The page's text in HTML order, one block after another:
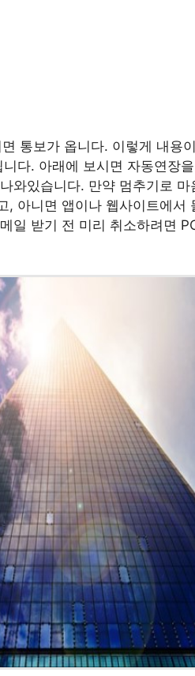
통보가 옵니다. 이렇게 내용
다. 아래에 보시면 자동연장
와있습니다. 만약 멈추기로
, 아니면 앱이나 웹사이트에서
일 받기 전 미리 취소하려면